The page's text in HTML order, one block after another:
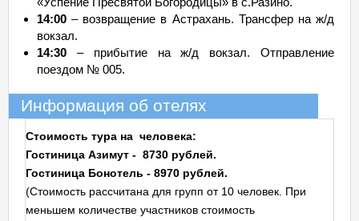
14:00 – возвращение в Астрахань. Трансфер на ж/д
вокзал.
14:30 – прибытие на ж/д вокзал. Отправление
поездом № 005.
Информация об отелях
Стоимость тура на человека:
Гостиница Азимут - 8730 рублей.
Гостиница Бонотель - 8970 рублей.
(Стоимость рассчитана для групп от 10 человек. При
меньшем количестве участников стоимость